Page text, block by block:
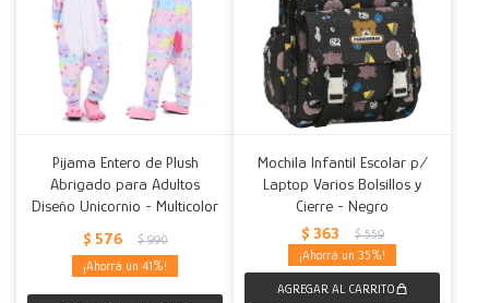
Pijama Entero de Plush
Abrigado para Adultos
Diseño Unicornio - Multicolor
$ 576 $ 990
41
Mochila Infantil Escolar p/
Laptop Varios Bolsillos y
Cierre - Negro
$ 363 $ 559
35